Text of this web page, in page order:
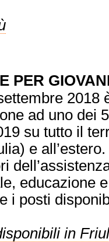
PER
2018
ad uno dei
su tutto il
e
educazione
i posti
in